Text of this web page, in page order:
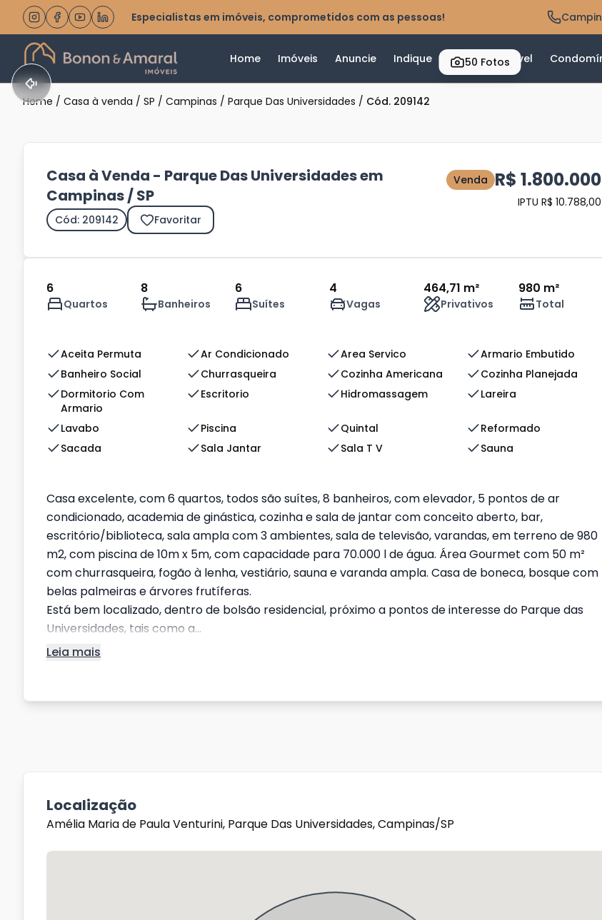
Especialistas em imóveis, comprometidos com as pessoas!
Home Imóveis Anuncie Indique Valor do Imóvel
50 Fotos
Home / Casa à venda / SP / Campinas / Parque Das Universidades / Cód. 209142
Casa à Venda - Parque Das Universidades em
Campinas / SP
Cód: 209142 Favoritar
Venda R$ 1.800.000
IPTU R$ 10.788,00
6
Quartos
8
Banheiros
6
Suítes
4
Vagas
464,71 m²
Privativos
980 m²
Total
Aceita Permuta Ar Condicionado Area Servico
Armario Embutido
Banheiro Social
Churrasqueira Cozinha Americana
Cozinha Planejada
Dormitorio Com
Armario
Escritorio Hidromassagem Lareira
Lavabo Piscina Quintal
Reformado
Sacada
Sala Jantar Sala T V Sauna
Casa excelente, com 6 quartos, todos são suítes, 8 banheiros, com elevador, 5 pontos de ar
condicionado, academia de ginástica, cozinha e sala de jantar com conceito aberto, bar,
escritório/biblioteca, sala ampla com 3 ambientes, sala de televisão, varandas, em terreno de 980
m2, com piscina de 10m x 5m, com capacidade para 70.000 l de água. Área Gourmet com 50 m²
com churrasqueira, fogão à lenha, vestiário, sauna e varanda ampla. Casa de boneca, bosque com
belas palmeiras e árvores frutíferas.
Está bem localizado, dentro de bolsão residencial, próximo a pontos de interesse do Parque das
Universidades, tais como a...
Leia mais
Localização
Amélia Maria de Paula Venturini, Parque Das Universidades, Campinas/SP